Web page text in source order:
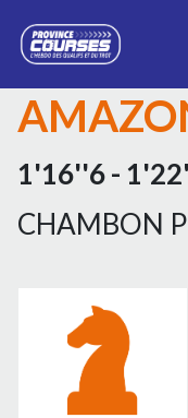
1'16''6 -
CHAMBON